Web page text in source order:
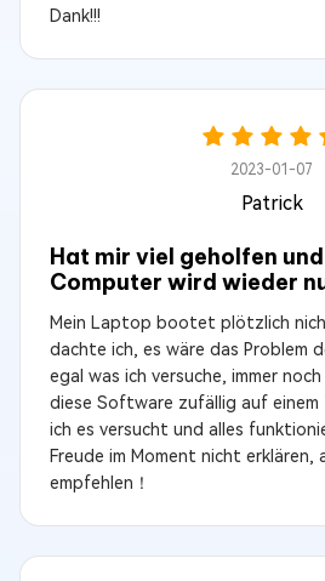
Dank!!!
2023-01-07
Patrick
Hat mir viel geholfen
Computer wird wieder
Mein Laptop bootet plötzlich
dachte ich, es wäre das Problem
egal was ich versuche, immer
diese Software zufällig auf einem
ich es versucht und alles
Freude im Moment nicht erklären,
empfehlen！